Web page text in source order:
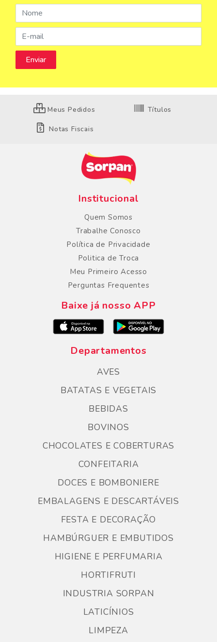
Meus Pedidos Títulos
Notas Fiscais
Institucional
Quem Somos
Trabalhe Conosco
Política de Privacidade
Politica de Troca
Meu Primeiro Acesso
Perguntas Frequentes
Baixe já nosso APP
Departamentos
AVES
BATATAS E VEGETAIS
BEBIDAS
BOVINOS
CHOCOLATES E COBERTURAS
CONFEITARIA
DOCES E BOMBONIERE
EMBALAGENS E DESCARTÁVEIS
FESTA E DECORAÇÃO
HAMBÚRGUER E EMBUTIDOS
HIGIENE E PERFUMARIA
HORTIFRUTI
INDUSTRIA SORPAN
LATICÍNIOS
LIMPEZA